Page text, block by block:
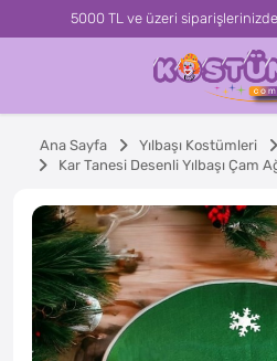
5000 TL ve üzeri siparişlerinizde
Ana Sayfa Yılbaşı Kostümleri
Kar Tanesi Desenli Yılbaşı Çam